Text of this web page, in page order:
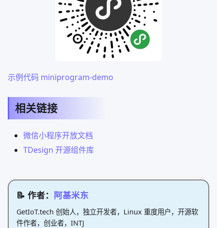
示例代码 miniprogram-demo
相关链接
微信小程序开放文档
TDesign 开源组件库
📝 作者： 阿基米东
GetIoT.tech 创始人，独立开发者，Linux 重度用户，开源软
件作者，创业者，INTJ